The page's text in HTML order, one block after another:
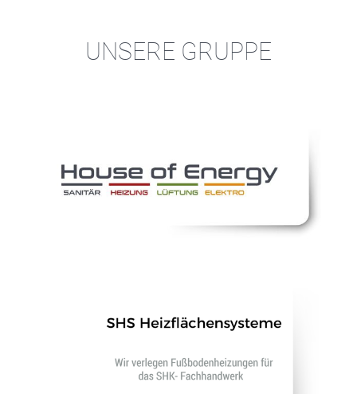
UNSERE GRUPPE